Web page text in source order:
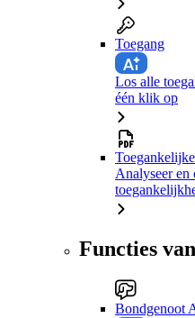
Toegang
Los alle
één klik op
Analyseer en
Functies
Bondgenoot